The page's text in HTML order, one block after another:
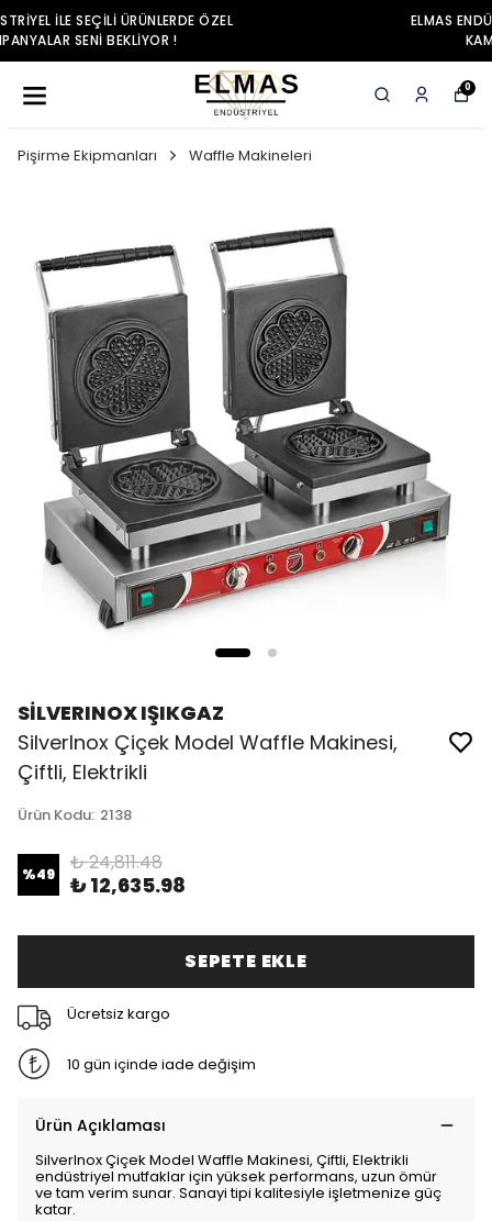
ELMAS ENDÜSTRIYEL ILE SEÇILI ÜRÜNLERDE ÖZEL
KAMPANYALAR SENI BEKLIYOR !
0
Pişirme Ekipmanları Waffle Makineleri
SİLVERINOX IŞIKGAZ
SilverInox Çiçek Model Waffle Makinesi,
Çiftli, Elektrikli
Ürün Kodu: 2138
%49 ₺ 24,811.48
₺ 12,635.98
SEPETE EKLE
Ücretsiz kargo
10 gün içinde iade değişim
Ürün Açıklaması
SilverInox Çiçek Model Waffle Makinesi, Çiftli, Elektrikli
endüstriyel mutfaklar için yüksek performans, uzun ömür
ve tam verim sunar. Sanayi tipi kalitesiyle işletmenize güç
katar.